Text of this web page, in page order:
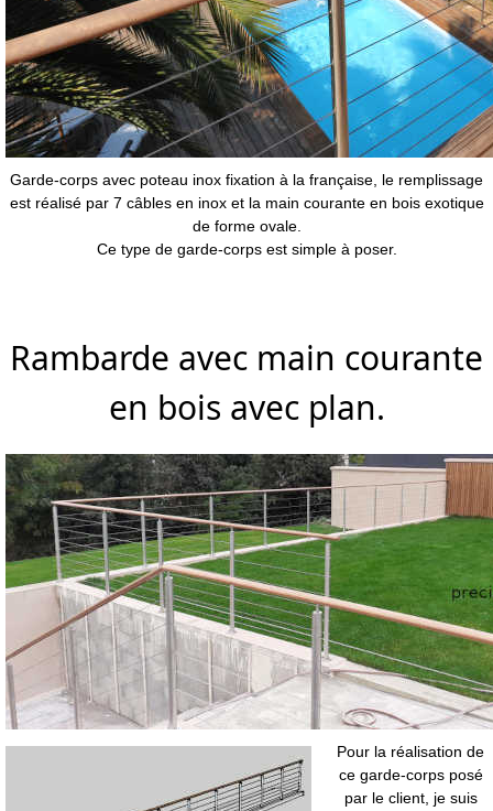
Garde-corps avec poteau inox fixation à la française, le remplissage
est réalisé par 7 câbles en inox et la main courante en bois exotique
de forme ovale.
Ce type de garde-corps est simple à poser.
Rambarde avec main courante
en bois avec plan.
Pour la réalisation de
ce garde-corps posé
par le client, je suis